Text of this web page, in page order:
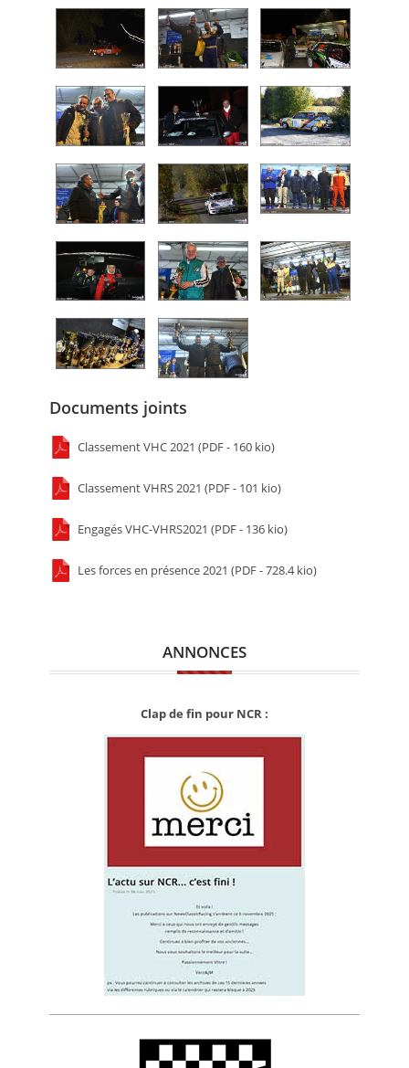
Documents joints
Classement VHC 2021 (PDF - 160 kio)
Classement VHRS 2021 (PDF - 101 kio)
Engagés VHC-VHRS2021 (PDF - 136 kio)
Les forces en présence 2021 (PDF - 728.4 kio)
ANNONCES
Clap de fin pour NCR :